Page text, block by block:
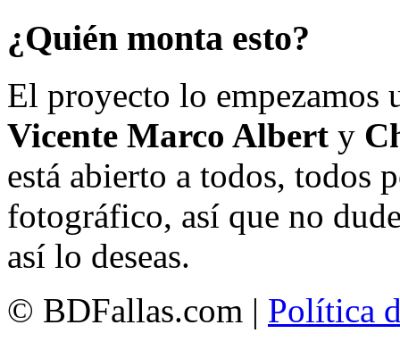
¿Quién monta esto?
El proyecto lo empezamos
Vicente Marco Albert y
está abierto a todos, todos
fotográfico, así que no
así lo deseas.
© BDFallas.com | Política